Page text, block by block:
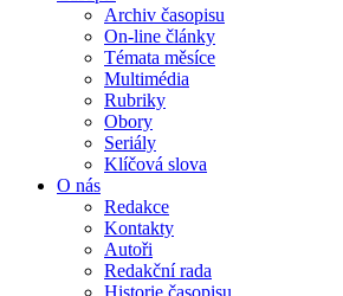
Archiv časopisu
On-line články
Témata měsíce
Multimédia
Rubriky
Obory
Seriály
Klíčová slova
O nás
Redakce
Kontakty
Autoři
Redakční rada
Historie časopisu